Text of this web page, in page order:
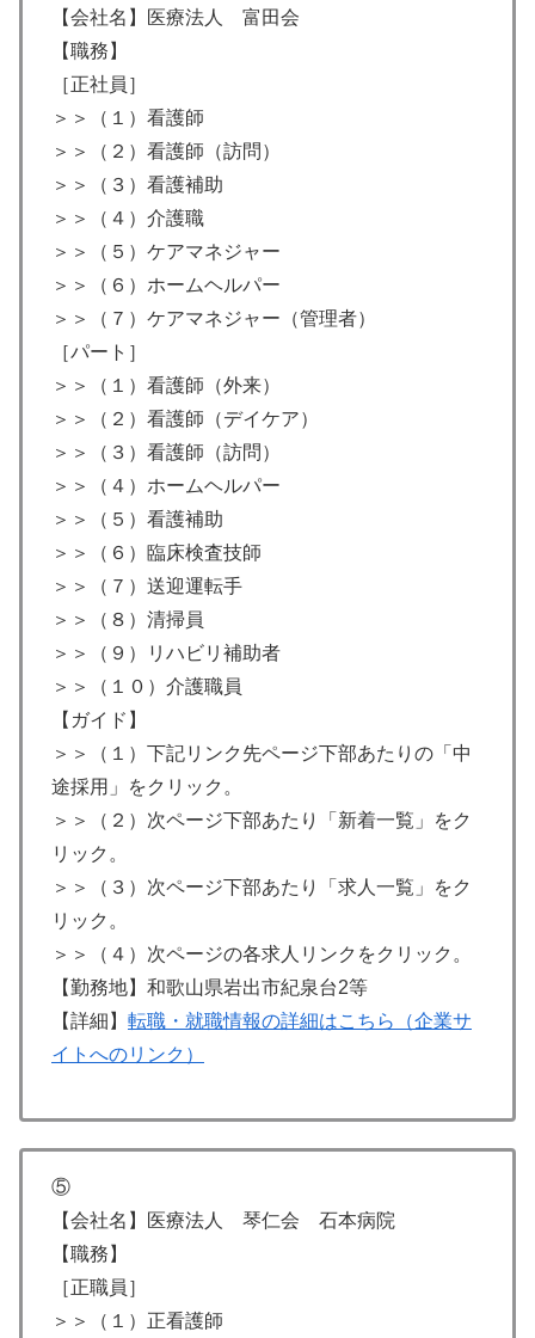
【会社名】医療法人 富田会
【職務】
［正社員］
＞＞（１）看護師
＞＞（２）看護師（訪問）
＞＞（３）看護補助
＞＞（４）介護職
＞＞（５）ケアマネジャー
＞＞（６）ホームヘルパー
＞＞（７）ケアマネジャー（管理者）
［パート］
＞＞（１）看護師（外来）
＞＞（２）看護師（デイケア）
＞＞（３）看護師（訪問）
＞＞（４）ホームヘルパー
＞＞（５）看護補助
＞＞（６）臨床検査技師
＞＞（７）送迎運転手
＞＞（８）清掃員
＞＞（９）リハビリ補助者
＞＞（１０）介護職員
【ガイド】
＞＞（１）下記リンク先ページ下部あたりの「中
途採用」をクリック。
＞＞（２）次ページ下部あたり「新着一覧」をク
リック。
＞＞（３）次ページ下部あたり「求人一覧」をク
リック。
＞＞（４）次ページの各求人リンクをクリック。
【勤務地】和歌山県岩出市紀泉台2等
【詳細】 転職・就職情報の詳細はこちら（企業サ
イトへのリンク）
⑤
【会社名】医療法人 琴仁会 石本病院
【職務】
［正職員］
＞＞（１）正看護師